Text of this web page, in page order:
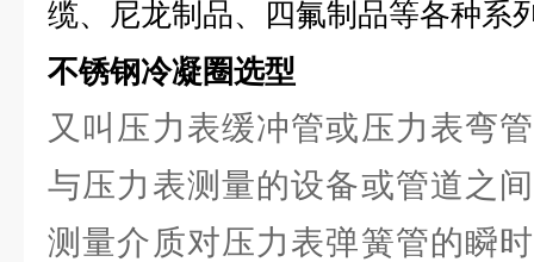
缆、尼龙制品、四氟制品等各种系
不锈钢冷凝圈选型
又叫压力表缓冲管或压力表弯
与压力表测量的设备或管道之
测量介质对压力表弹簧管的瞬